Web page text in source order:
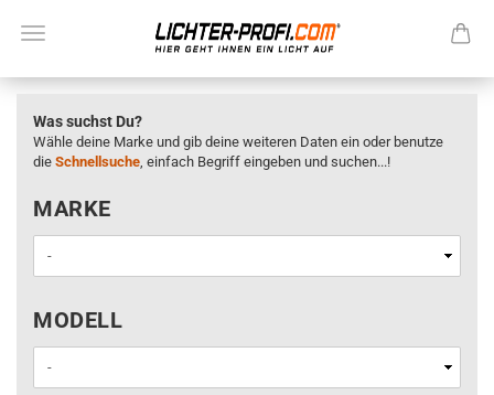
Was suchst Du?
Wähle deine Marke und gib deine weiteren Daten ein oder benutze
die Schnellsuche, einfach Begriff eingeben und suchen...!
MARKE
MARKE
MODELL
MODELL